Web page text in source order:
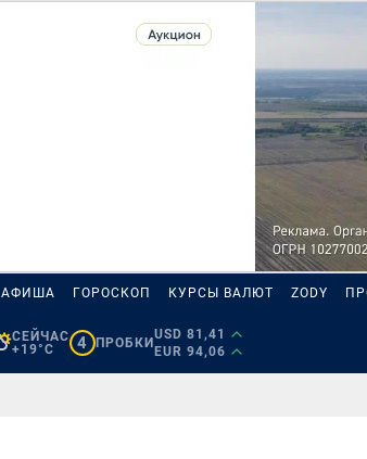
АФИША ГОРОСКОП КУРСЫ ВАЛЮТ ZODY
СЕЙЧАС
+19°C
4 ПРОБКИ
USD 81,41
EUR 94,06